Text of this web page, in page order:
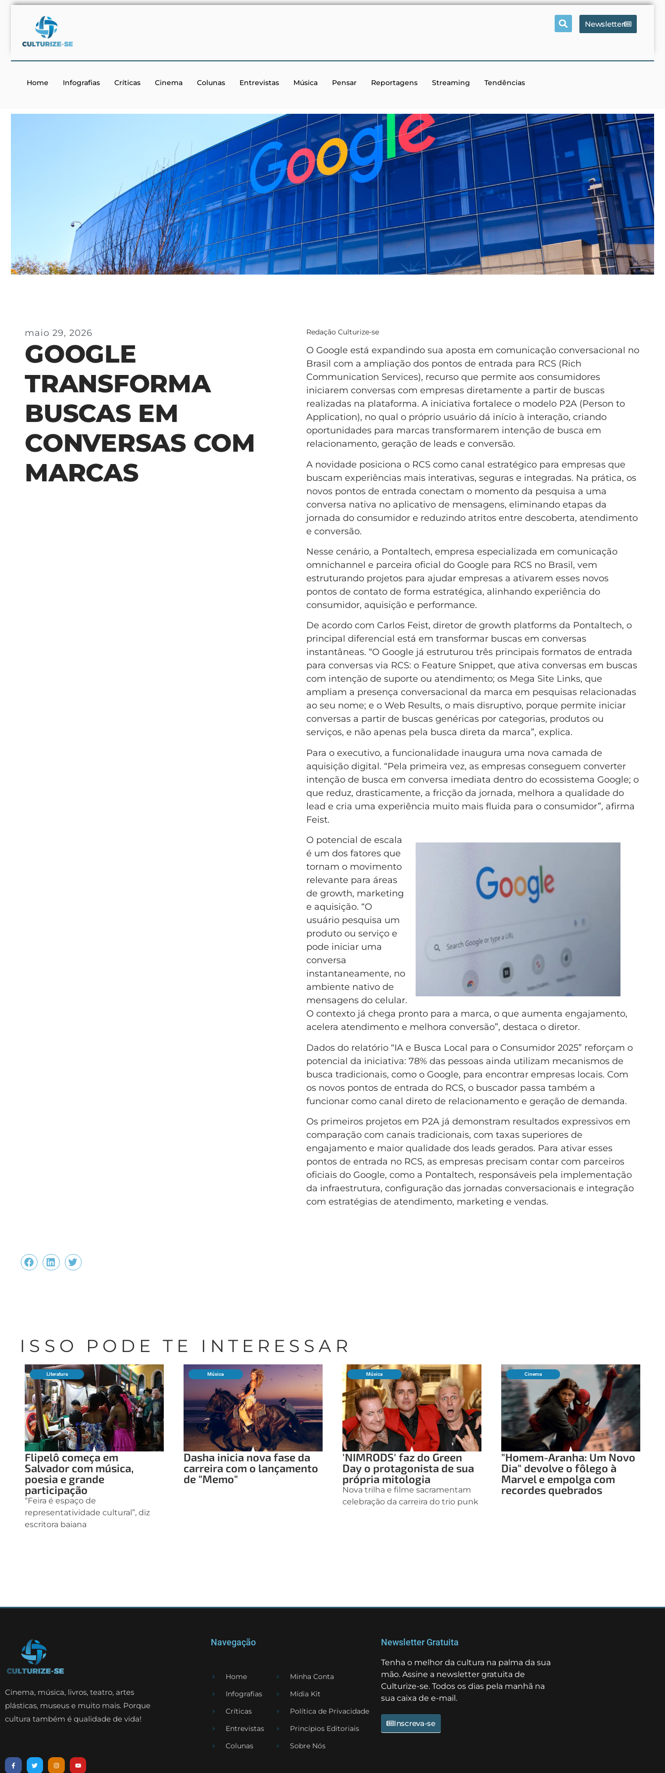
Newsletter
Home Infografias Críticas Cinema Colunas Entrevistas Música Pensar Reportagens Streaming Tendências
maio 29, 2026
GOOGLE
TRANSFORMA
BUSCAS EM
CONVERSAS COM
MARCAS
Redação Culturize-se
O Google está expandindo sua aposta em comunicação conversacional no
Brasil com a ampliação dos pontos de entrada para RCS (Rich
Communication Services), recurso que permite aos consumidores
iniciarem conversas com empresas diretamente a partir de buscas
realizadas na plataforma. A iniciativa fortalece o modelo P2A (Person to
Application), no qual o próprio usuário dá início à interação, criando
oportunidades para marcas transformarem intenção de busca em
relacionamento, geração de leads e conversão.
A novidade posiciona o RCS como canal estratégico para empresas que
buscam experiências mais interativas, seguras e integradas. Na prática, os
novos pontos de entrada conectam o momento da pesquisa a uma
conversa nativa no aplicativo de mensagens, eliminando etapas da
jornada do consumidor e reduzindo atritos entre descoberta, atendimento
e conversão.
Nesse cenário, a Pontaltech, empresa especializada em comunicação
omnichannel e parceira oficial do Google para RCS no Brasil, vem
estruturando projetos para ajudar empresas a ativarem esses novos
pontos de contato de forma estratégica, alinhando experiência do
consumidor, aquisição e performance.
De acordo com Carlos Feist, diretor de growth platforms da Pontaltech, o
principal diferencial está em transformar buscas em conversas
instantâneas. “O Google já estruturou três principais formatos de entrada
para conversas via RCS: o Feature Snippet, que ativa conversas em buscas
com intenção de suporte ou atendimento; os Mega Site Links, que
ampliam a presença conversacional da marca em pesquisas relacionadas
ao seu nome; e o Web Results, o mais disruptivo, porque permite iniciar
conversas a partir de buscas genéricas por categorias, produtos ou
serviços, e não apenas pela busca direta da marca”, explica.
Para o executivo, a funcionalidade inaugura uma nova camada de
aquisição digital. “Pela primeira vez, as empresas conseguem converter
intenção de busca em conversa imediata dentro do ecossistema Google; o
que reduz, drasticamente, a fricção da jornada, melhora a qualidade do
lead e cria uma experiência muito mais fluida para o consumidor”, afirma
Feist.
O potencial de escala
é um dos fatores que
tornam o movimento
relevante para áreas
de growth, marketing
e aquisição. “O
usuário pesquisa um
produto ou serviço e
pode iniciar uma
conversa
instantaneamente, no
ambiente nativo de
mensagens do celular.
O contexto já chega pronto para a marca, o que aumenta engajamento,
acelera atendimento e melhora conversão”, destaca o diretor.
Dados do relatório “IA e Busca Local para o Consumidor 2025” reforçam o
potencial da iniciativa: 78% das pessoas ainda utilizam mecanismos de
busca tradicionais, como o Google, para encontrar empresas locais. Com
os novos pontos de entrada do RCS, o buscador passa também a
funcionar como canal direto de relacionamento e geração de demanda.
Os primeiros projetos em P2A já demonstram resultados expressivos em
comparação com canais tradicionais, com taxas superiores de
engajamento e maior qualidade dos leads gerados. Para ativar esses
pontos de entrada no RCS, as empresas precisam contar com parceiros
oficiais do Google, como a Pontaltech, responsáveis pela implementação
da infraestrutura, configuração das jornadas conversacionais e integração
com estratégias de atendimento, marketing e vendas.
ISSO PODE TE INTERESSAR
Literatura
Flipelô começa em
Salvador com música,
poesia e grande
participação
“Feira é espaço de
representatividade cultural”, diz
escritora baiana
Música
Dasha inicia nova fase da
carreira com o lançamento
de "Memo"
Música
'NIMRODS' faz do Green
Day o protagonista de sua
própria mitologia
Nova trilha e filme sacramentam
celebração da carreira do trio punk
Cinema
"Homem-Aranha: Um Novo
Dia" devolve o fôlego à
Marvel e empolga com
recordes quebrados
Cinema, música, livros, teatro, artes
plásticas, museus e muito mais. Porque
cultura também é qualidade de vida!
Navegação
Home
Infografias
Críticas
Entrevistas
Colunas
Minha Conta
Mídia Kit
Política de Privacidade
Princípios Editoriais
Sobre Nós
Newsletter Gratuita
Tenha o melhor da cultura na palma da sua
mão. Assine a newsletter gratuita de
Culturize-se. Todos os dias pela manhã na
sua caixa de e-mail.
Inscreva-se